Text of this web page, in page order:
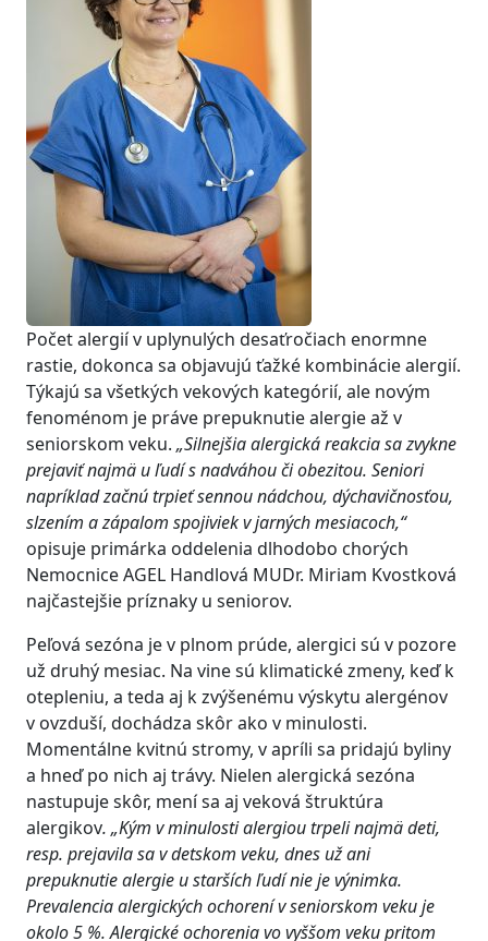
Počet alergií v uplynulých desaťročiach enormne
rastie, dokonca sa objavujú ťažké kombinácie alergií.
Týkajú sa všetkých vekových kategórií, ale novým
fenoménom je práve prepuknutie alergie až v
seniorskom veku. „Silnejšia alergická reakcia sa zvykne
prejaviť najmä u ľudí s nadváhou či obezitou. Seniori
napríklad začnú trpieť sennou nádchou, dýchavičnosťou,
slzením a zápalom spojiviek v jarných mesiacoch,“
opisuje primárka oddelenia dlhodobo chorých
Nemocnice AGEL Handlová MUDr. Miriam Kvostková
najčastejšie príznaky u seniorov.
Peľová sezóna je v plnom prúde, alergici sú v pozore
už druhý mesiac. Na vine sú klimatické zmeny, keď k
otepleniu, a teda aj k zvýšenému výskytu alergénov
v ovzduší, dochádza skôr ako v minulosti.
Momentálne kvitnú stromy, v apríli sa pridajú byliny
a hneď po nich aj trávy. Nielen alergická sezóna
nastupuje skôr, mení sa aj veková štruktúra
alergikov. „Kým v minulosti alergiou trpeli najmä deti,
resp. prejavila sa v detskom veku, dnes už ani
prepuknutie alergie u starších ľudí nie je výnimka.
Prevalencia alergických ochorení v seniorskom veku je
okolo 5 %. Alergické ochorenia vo vyššom veku pritom